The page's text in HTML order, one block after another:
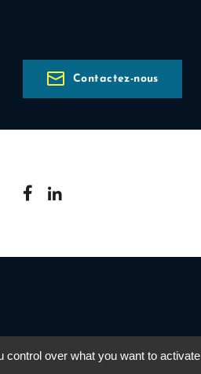
Contactez-nous
over what you want to activate